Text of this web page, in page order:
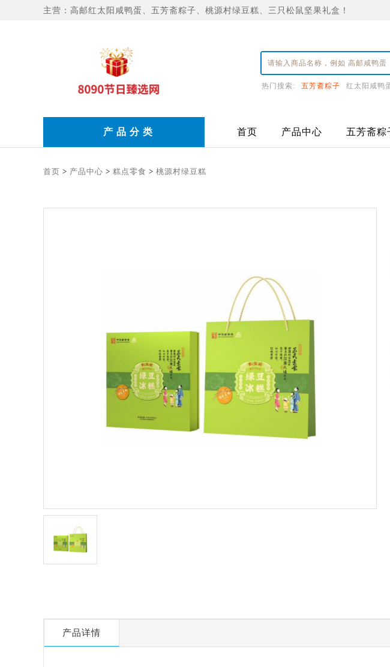
主营：高邮红太阳咸鸭蛋、五芳斋粽子、桃源村绿豆糕、三只松鼠坚果礼盒！
热门搜索: 五芳斋粽子 红太阳咸鸭
产 品 分 类 首页 产品中心 五芳斋粽
首页 > 产品中心 > 糕点零食 > 桃源村绿豆糕
产品详情